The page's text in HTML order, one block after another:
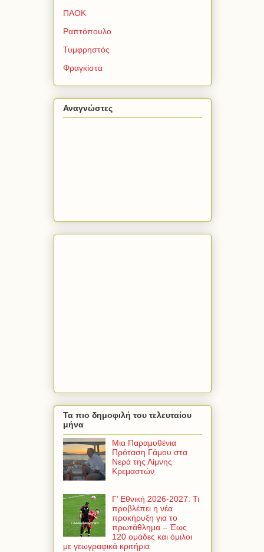
ΠΑΟΚ
Ραπτόπουλο
Τυμφρηστός
Φραγκίστα
Αναγνώστες
Τα πιο δημοφιλή του τελευταίου
μήνα
Μια Παραμυθένια
Πρόταση Γάμου στα
Νερά της Λίμνης
Κρεμαστών
Γ’ Εθνική 2026-2027: Τι
προβλέπει η νέα
προκήρυξη για το
πρωτάθλημα – Έως
120 ομάδες και όμιλοι
με γεωγραφικά κριτήρια